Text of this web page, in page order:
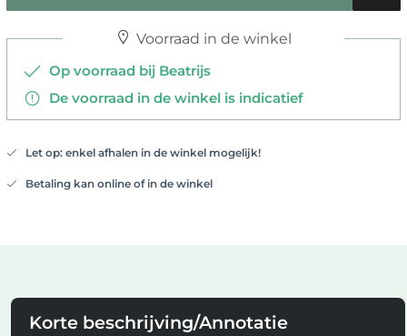
Voorraad in de winkel
Op voorraad bij Beatrijs
De voorraad in de winkel is indicatief
Let op: enkel afhalen in de winkel mogelijk!
Betaling kan online of in de winkel
Korte beschrijving/Annotatie